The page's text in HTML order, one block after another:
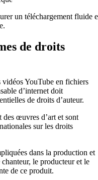
un téléchargement fluide
de droits
YouTube en fichiers
d’internet doit
de droits d’auteur.
des œuvres d’art et sont
sur les droits
dans la production et
le producteur et le
de ce produit.